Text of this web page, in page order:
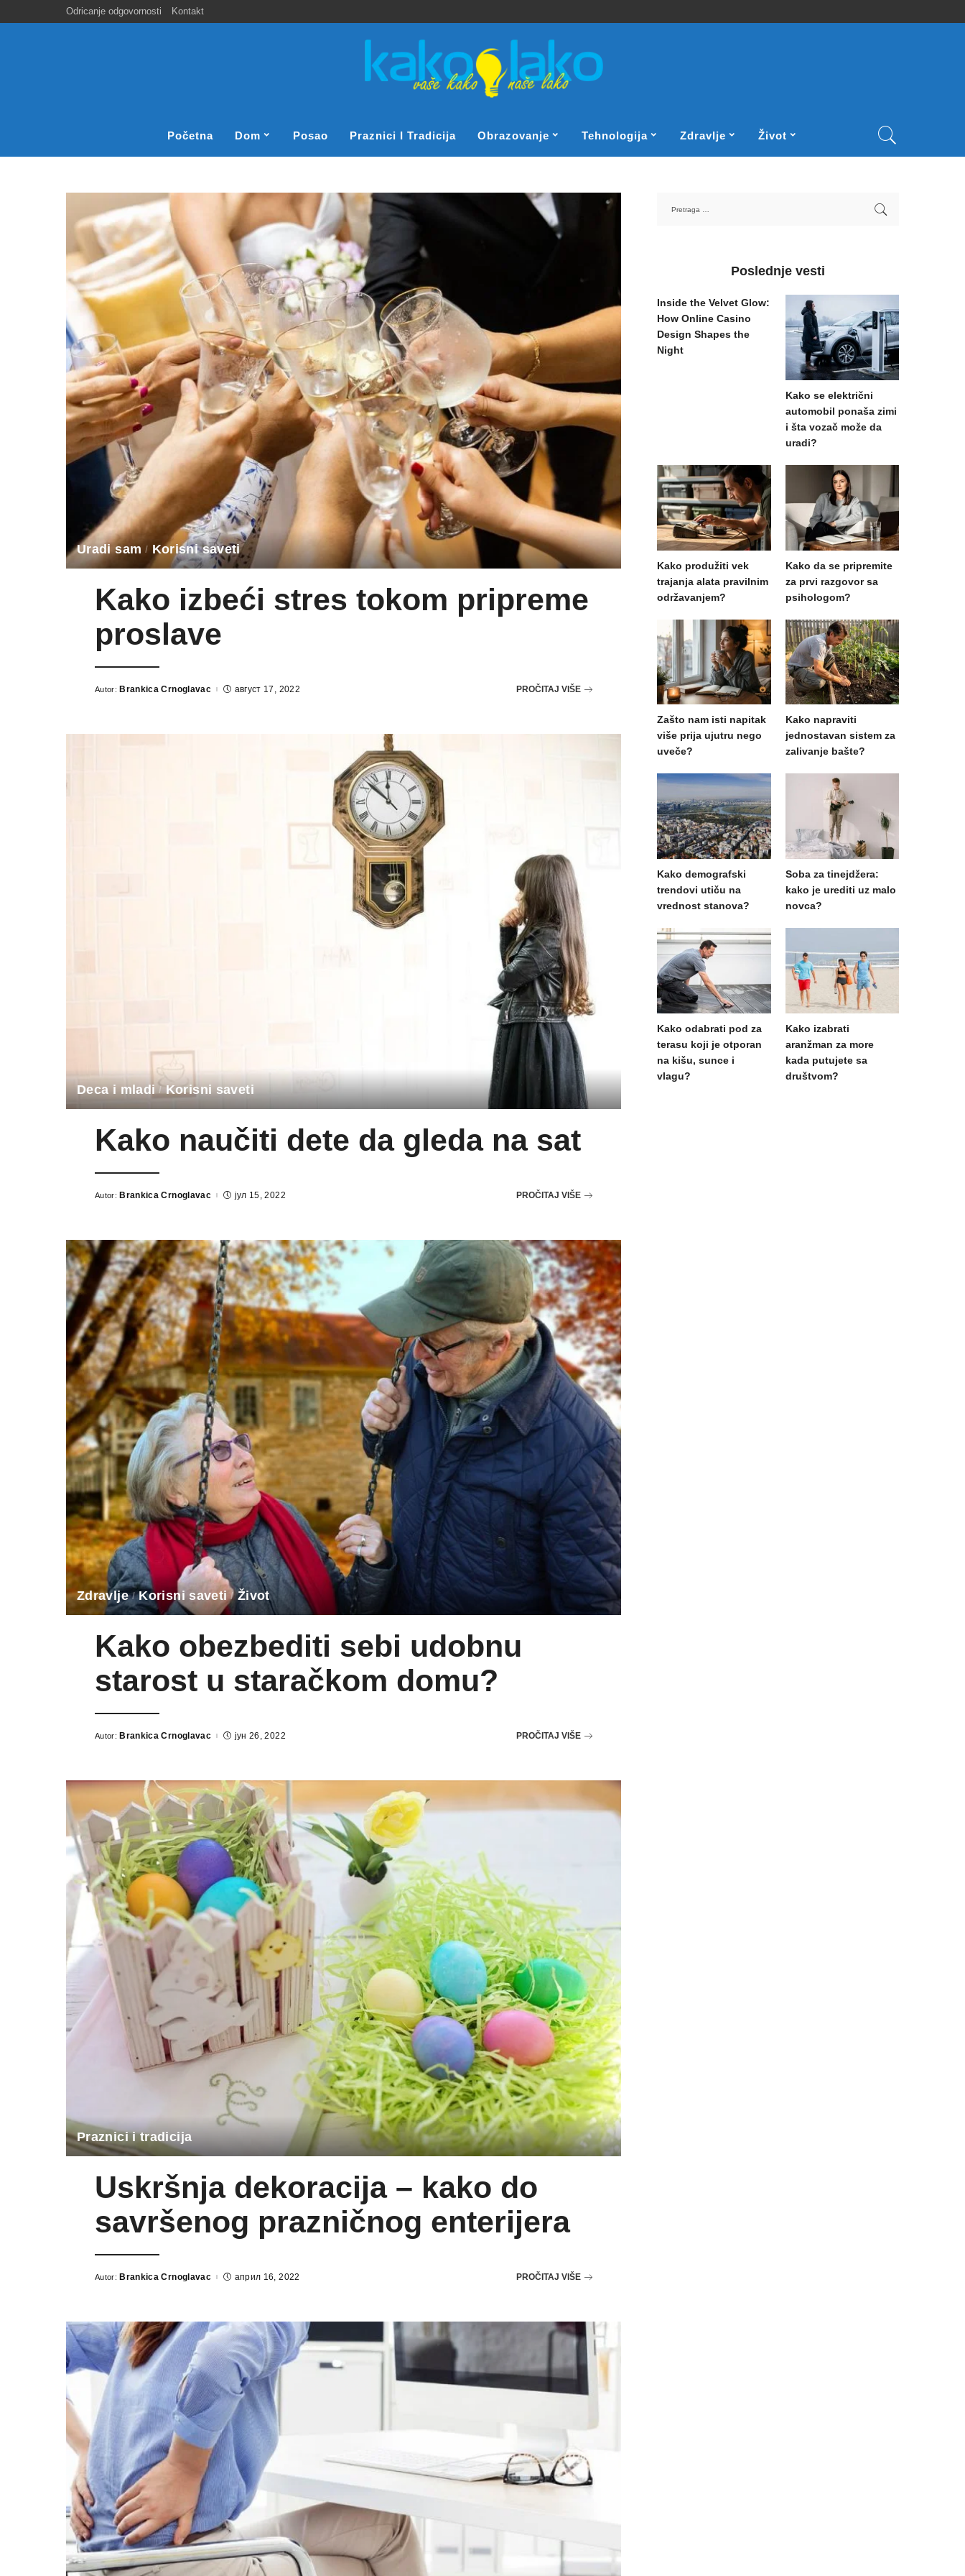
Odricanje odgovornosti Kontakt
Početna Dom Posao Praznici I Tradicija Obrazovanje Tehnologija Zdravlje Život
Uradi sam Korisni saveti
Kako izbeći stres tokom pripreme
proslave
Posted
Autor: Brankica Crnoglavac август 17, 2022 PROČITAJ VIŠE
Deca i mladi Korisni saveti
Kako naučiti dete da gleda na sat
Posted
Autor: Brankica Crnoglavac јул 15, 2022 PROČITAJ VIŠE
Zdravlje Korisni saveti Život
Kako obezbediti sebi udobnu
starost u staračkom domu?
Posted
Autor: Brankica Crnoglavac јун 26, 2022 PROČITAJ VIŠE
Praznici i tradicija
Uskršnja dekoracija – kako do
savršenog prazničnog enterijera
Posted
Autor: Brankica Crnoglavac април 16, 2022 PROČITAJ VIŠE
Poslednje vesti
Inside the Velvet Glow:
How Online Casino
Design Shapes the
Night
Kako se električni
automobil ponaša zimi
i šta vozač može da
uradi?
Kako produžiti vek
trajanja alata pravilnim
održavanjem?
Kako da se pripremite
za prvi razgovor sa
psihologom?
Zašto nam isti napitak
više prija ujutru nego
uveče?
Kako napraviti
jednostavan sistem za
zalivanje bašte?
Kako demografski
trendovi utiču na
vrednost stanova?
Soba za tinejdžera:
kako je urediti uz malo
novca?
Kako odabrati pod za
terasu koji je otporan
na kišu, sunce i
vlagu?
Kako izabrati
aranžman za more
kada putujete sa
društvom?